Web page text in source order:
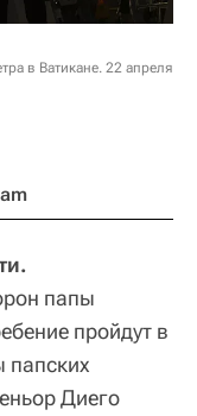
в Ватикане. 22 апреля
папы
пройдут в
папских
Диего